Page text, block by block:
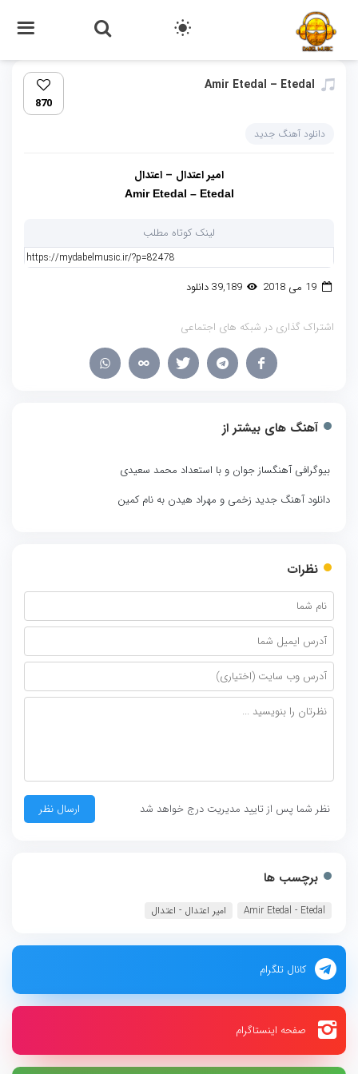
Amir Etedal – Etedal
870
دانلود آهنگ جدید
امیر اعتدال – اعتدال
Amir Etedal – Etedal
لینک کوتاه مطلب
19 می 2018 39,189 دانلود
اشتراک گذاری در شبکه های اجتماعی
آهنگ های بیشتر از
بیوگرافی آهنگساز جوان و با استعداد محمد سعیدی
دانلود آهنگ جدید زخمی و مهراد هیدن به نام کمین
نظرات
نظر شما پس از تایید مدیریت درج خواهد شد
برچسب ها
Amir Etedal - Etedal امیر اعتدال - اعتدال
کانال تلگرام
صفحه اینستاگرام